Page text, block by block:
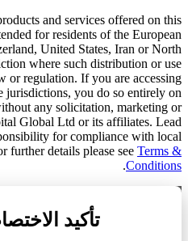
and services offered on this
for residents of the European
United States, Iran or North
where such distribution or use
or regulation. If you are accessing
jurisdictions, you do so entirely on
any solicitation, marketing or
Global Ltd or its affiliates. Lead
for compliance with local
further details please see Terms &
Conditions
.
تأكيد
تراخيصنا التنظيمية
عرض تفاصيل التنظيم الكاملة ›